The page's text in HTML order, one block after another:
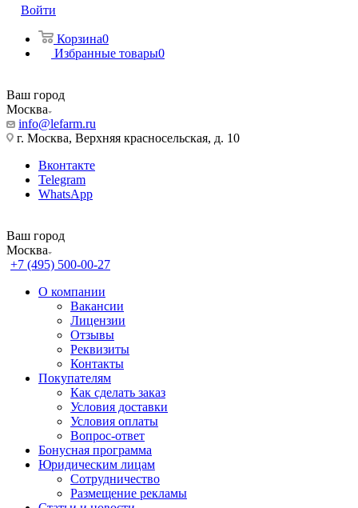
Войти
Корзина0
Избранные товары0
Ваш город
Москва
info@lefarm.ru
г. Москва, Верхняя красносельская, д. 10
Вконтакте
Telegram
WhatsApp
Ваш город
Москва
+7 (495) 500-00-27
О компании
Вакансии
Лицензии
Отзывы
Реквизиты
Контакты
Покупателям
Как сделать заказ
Условия доставки
Условия оплаты
Вопрос-ответ
Бонусная программа
Юридическим лицам
Сотрудничество
Размещение рекламы